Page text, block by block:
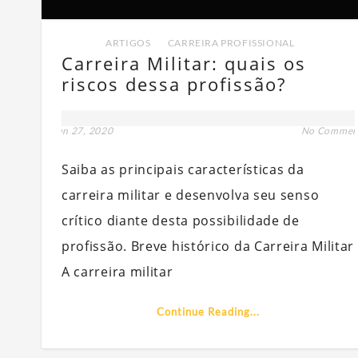
ARTIGOS CARREIRA PROFISSIONAL
Carreira Militar: quais os
riscos dessa profissão?
jun 27, 2020 No
Saiba as principais características da
carreira militar e desenvolva seu senso
crítico diante desta possibilidade de
profissão. Breve histórico da Carreira Militar
A carreira militar
Continue Reading...